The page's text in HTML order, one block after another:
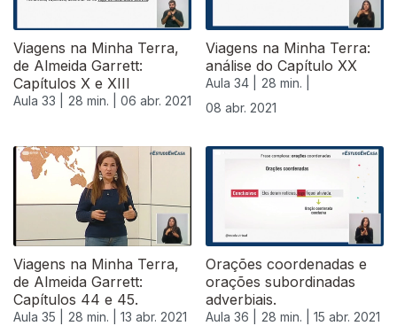
Viagens na Minha Terra,
de Almeida Garrett:
Capítulos X e XIII
Aula 33 | 28 min. | 06 abr. 2021
Viagens na Minha Terra:
análise do Capítulo XX
Aula 34 |
28 min. |
08 abr. 2021
Viagens na Minha Terra,
de Almeida Garrett:
Capítulos 44 e 45.
Aula 35 | 28 min. | 13 abr. 2021
Orações coordenadas e
orações subordinadas
adverbiais.
Aula 36 | 28 min. | 15 abr. 2021